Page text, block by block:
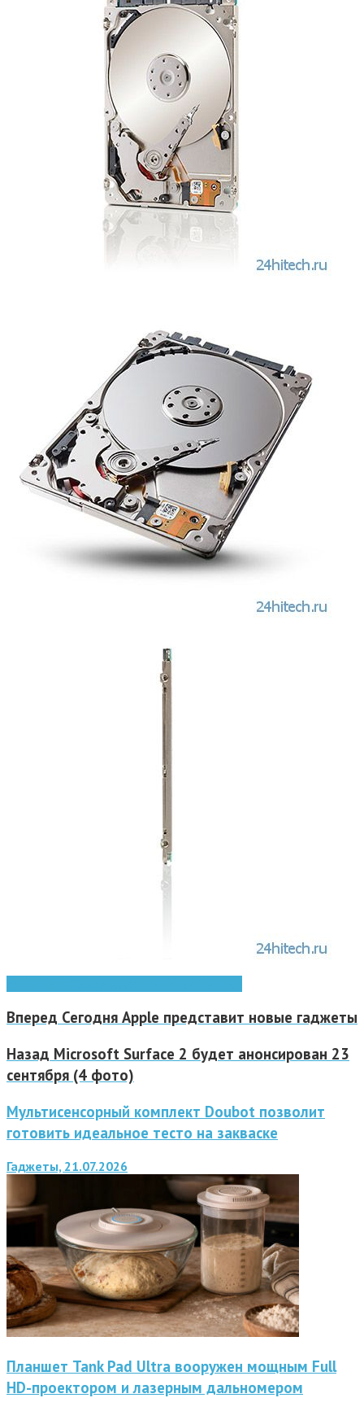
Вперед Сегодня Apple представит новые гаджеты
Назад Microsoft Surface 2 будет анонсирован 23
сентября (4 фото)
Мультисенсорный комплект Doubot позволит
готовить идеальное тесто на закваске
Гаджеты, 21.07.2026
Планшет Tank Pad Ultra вооружен мощным Full
HD-проектором и лазерным дальномером